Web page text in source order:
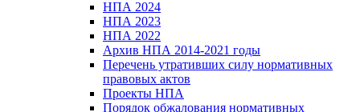
НПА 2024
НПА 2023
НПА 2022
Архив НПА 2014-2021 годы
Перечень утративших силу нормативных
правовых актов
Проекты НПА
Порядок обжалования нормативных